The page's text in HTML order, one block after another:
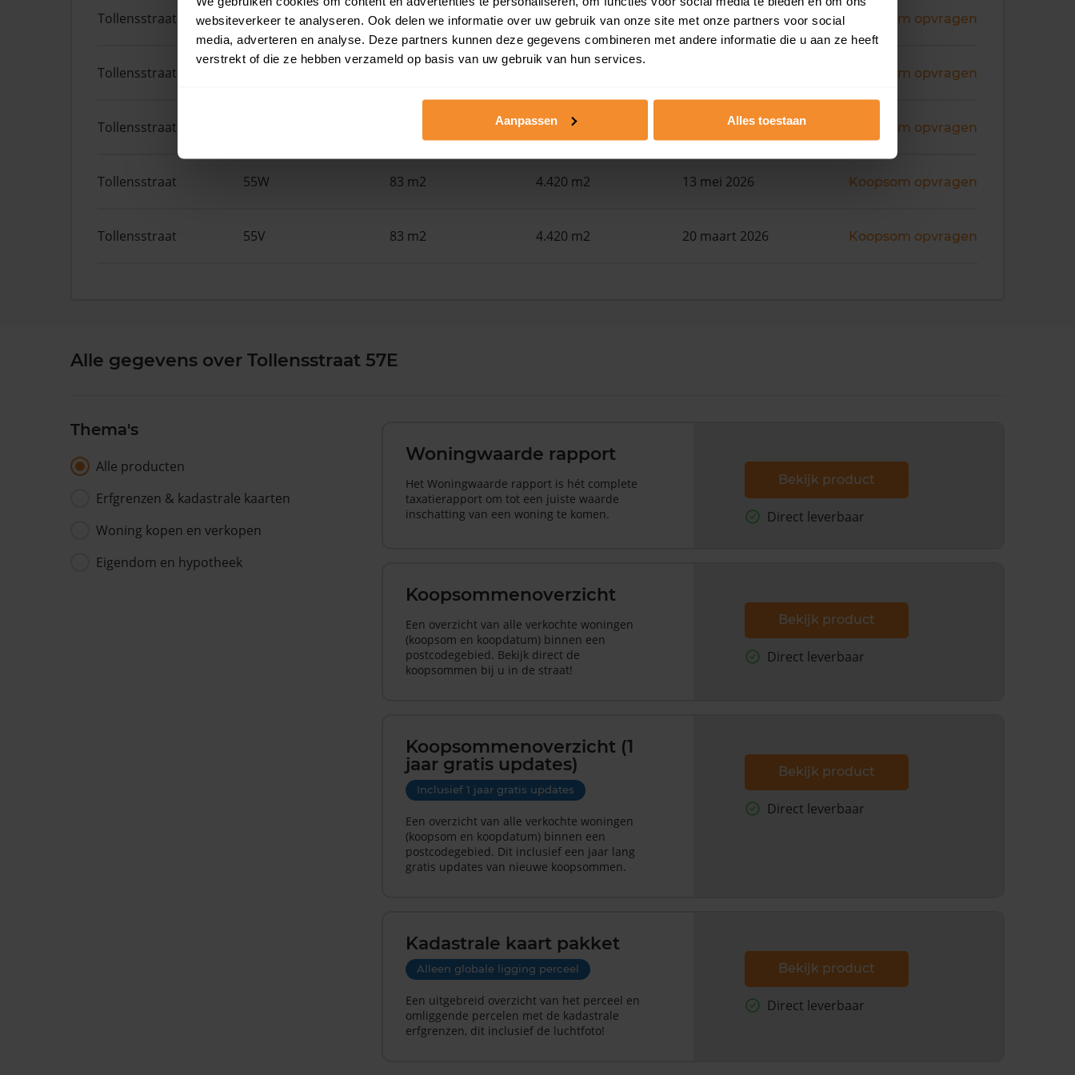
websiteverkeer te analyseren. Ook delen we informatie over uw gebruik van onze site met onze partners voor social
media, adverteren en analyse. Deze partners kunnen deze gegevens combineren met andere informatie die u aan ze heeft
verstrekt of die ze hebben verzameld op basis van uw gebruik van hun services.
Aanpassen Alles toestaan
Tollensstraat 57W 83 m2 4.420 m2 24 juni 2026 Koopsom opvragen
Tollensstraat Koopsom opvragen
Tollensstraat 2.959 m2 02 juni 2026 Koopsom opvragen
Tollensstraat 55W 83 m2 4.420 m2 13 mei 2026 Koopsom opvragen
Tollensstraat 55V 83 m2 4.420 m2 20 maart 2026 Koopsom opvragen
Alle gegevens over Tollensstraat 57E
Thema's
Alle producten
Erfgrenzen & kadastrale kaarten
Woning kopen en verkopen
Eigendom en hypotheek
Woningwaarde rapport
Het Woningwaarde rapport is hét complete
taxatierapport om tot een juiste waarde
inschatting van een woning te komen.
Bekijk product
Direct leverbaar
Koopsommenoverzicht
Een overzicht van alle verkochte woningen
(koopsom en koopdatum) binnen een
postcodegebied. Bekijk direct de
koopsommen bij u in de straat!
Bekijk product
Direct leverbaar
Koopsommenoverzicht (1
jaar gratis updates)
Inclusief 1 jaar gratis updates
Een overzicht van alle verkochte woningen
(koopsom en koopdatum) binnen een
postcodegebied. Dit inclusief een jaar lang
gratis updates van nieuwe koopsommen.
Bekijk product
Direct leverbaar
Kadastrale kaart pakket
Alleen globale ligging perceel
Een uitgebreid overzicht van het perceel en
omliggende percelen met de kadastrale
erfgrenzen, dit inclusief de luchtfoto!
Bekijk product
Direct leverbaar